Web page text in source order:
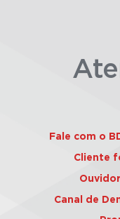
Fale com o
Cliente
Canal de